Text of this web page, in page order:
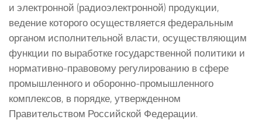
и электронной (радиоэлектронной) продукции,
ведение которого осуществляется федеральным
органом исполнительной власти, осуществляющим
функции по выработке государственной политики и
нормативно-правовому регулированию в сфере
промышленного и оборонно-промышленного
комплексов, в порядке, утвержденном
Правительством Российской Федерации.